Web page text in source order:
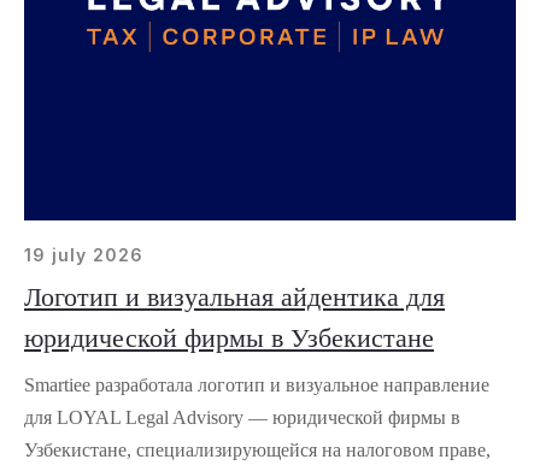
19 july 2026
Логотип и визуальная айдентика для
юридической фирмы в Узбекистане
Smartiee разработала логотип и визуальное направление
для LOYAL Legal Advisory — юридической фирмы в
Узбекистане, специализирующейся на налоговом праве,